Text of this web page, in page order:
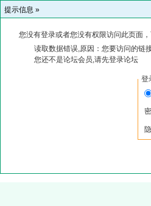
提示信息 »
您没有登录或者您没有权限访问此页面
读取数据错误,原因：您要访问的链
您还不是论坛会员,请先登录论坛
登